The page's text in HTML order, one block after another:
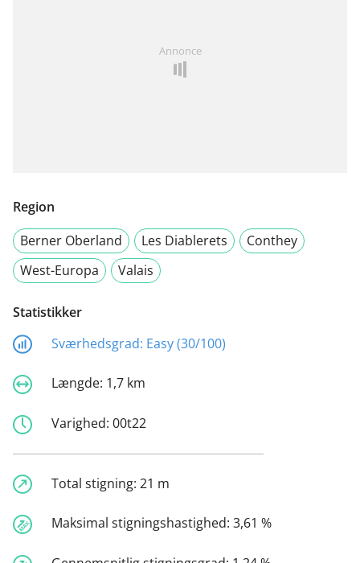
Annonce
Region
Berner Oberland
Les Diablerets
Conthey
West-Europa
Valais
Statistikker
Sværhedsgrad: Easy (30/100)
Længde: 1,7 km
Varighed: 00t22
Total stigning: 21 m
Maksimal stigningshastighed: 3,61 %